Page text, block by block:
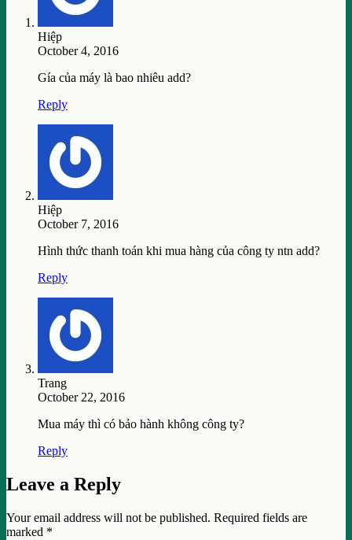
Hiệp
October 4, 2016
Gía của máy là bao nhiêu add?
Reply
Hiệp
October 7, 2016
Hình thức thanh toán khi mua hàng của công ty ntn add?
Reply
Trang
October 22, 2016
Mua máy thì có bảo hành không công ty?
Reply
Leave a Reply
Your email address will not be published. Required fields are
marked *